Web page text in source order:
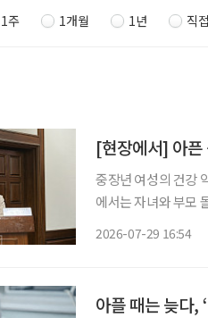
1주 1개월 1년 직
[현장에서] 아픈
중장년 여성의 건강
에서는 자녀와 부모
2026-07-29 16:54
아플 때는 늦다,